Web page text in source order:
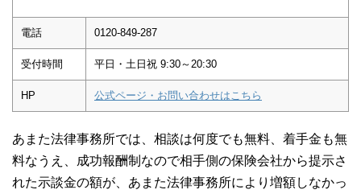
電話 0120-849-287
受付時間 平日・土日祝 9:30～20:30
HP 公式ページ・お問い合わせはこちら
あまた法律事務所では、相談は何度でも無料、着手金も無
料なうえ、成功報酬制なので相手側の保険会社から提示さ
れた示談金の額が、あまた法律事務所により増額しなかっ